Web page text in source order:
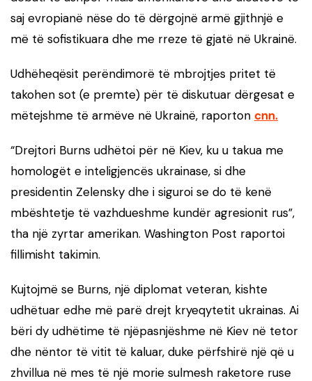
saj evropianë nëse do të dërgojnë armë gjithnjë e
më të sofistikuara dhe me rreze të gjatë në Ukrainë.
Udhëheqësit perëndimorë të mbrojtjes pritet të
takohen sot (e premte) për të diskutuar dërgesat e
mëtejshme të armëve në Ukrainë, raporton cnn.
“Drejtori Burns udhëtoi për në Kiev, ku u takua me
homologët e inteligjencës ukrainase, si dhe
presidentin Zelensky dhe i siguroi se do të kenë
mbështetje të vazhdueshme kundër agresionit rus”,
tha një zyrtar amerikan. Washington Post raportoi
fillimisht takimin.
Kujtojmë se Burns, një diplomat veteran, kishte
udhëtuar edhe më parë drejt kryeqytetit ukrainas. Ai
bëri dy udhëtime të njëpasnjëshme në Kiev në tetor
dhe nëntor të vitit të kaluar, duke përfshirë një që u
zhvillua në mes të një morie sulmesh raketore ruse